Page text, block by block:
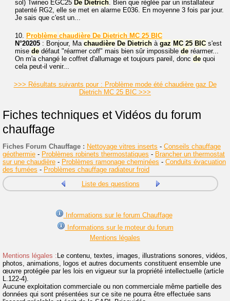
sol) Twineo EGC25 De Dietrich. Bien que réglée par un installateur
patenté RG2, elle se met en alarme E036. En moyenne 3 fois par jour.
Je sais que c'est un...
10. Problème chaudière De Dietrich MC 25 BIC
N°20205 : Bonjour, Ma chaudière De Dietrich à gaz MC 25 BIC s'est
mise de défaut "réarmer coff" mais bien sûr impossible de réarmer...
On m'a changé le coffret d'allumage et toujours pareil, donc de quoi
cela peut-il venir...
>>> Résultats suivants pour : Problème mode été chaudière gaz De
Dietrich MC 25 BIC >>>
Fiches techniques et Vidéos du forum
chauffage
Fiches Forum Chauffage : Nettoyage vitres inserts - Conseils chauffage
géothermie - Problèmes robinets thermostatiques - Brancher un thermostat
sur une chaudière - Problèmes ramonage cheminées - Conduits évacuation
des fumées - Problèmes chauffage radiateur froid
Liste des questions
Informations sur le forum Chauffage
Informations sur le moteur du forum
Mentions légales
Mentions légales :Le contenu, textes, images, illustrations sonores, vidéos,
photos, animations, logos et autres documents constituent ensemble une
œuvre protégée par les lois en vigueur sur la propriété intellectuelle (article
L.122-4).
Aucune exploitation commerciale ou non commerciale même partielle des
données qui sont présentées sur ce site ne pourra être effectuée sans